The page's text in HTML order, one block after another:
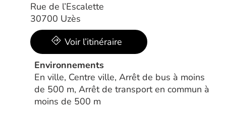
Rue de l’Escalette
30700 Uzès
Voir l’itinéraire
Environnements
En ville, Centre ville, Arrêt de bus à moins
de 500 m, Arrêt de transport en commun à
moins de 500 m